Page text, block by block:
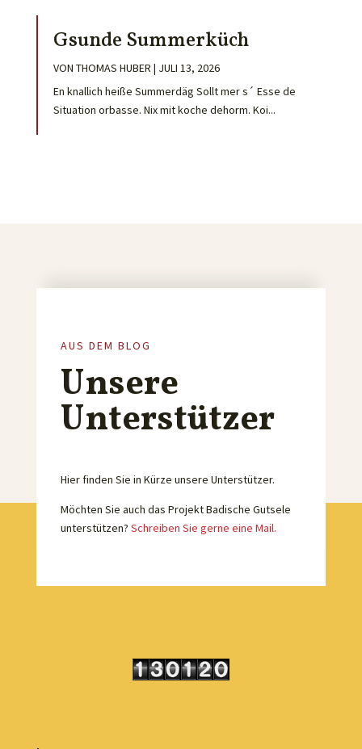
Gsunde Summerküch
VON THOMAS HUBER | JULI 13, 2026
En knallich heiße Summerdäg Sollt mer s´ Esse de
Situation orbasse. Nix mit koche dehorm. Koi...
AUS DEM BLOG
Unsere
Unterstützer
Hier finden Sie in Kürze unsere Unterstützer.
Möchten Sie auch das Projekt Badische Gutsele
unterstützen? Schreiben Sie gerne eine Mail.